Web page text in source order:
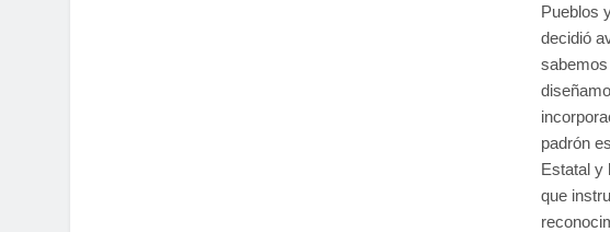
Pueblos
decidió
padrón
Estatal y
que